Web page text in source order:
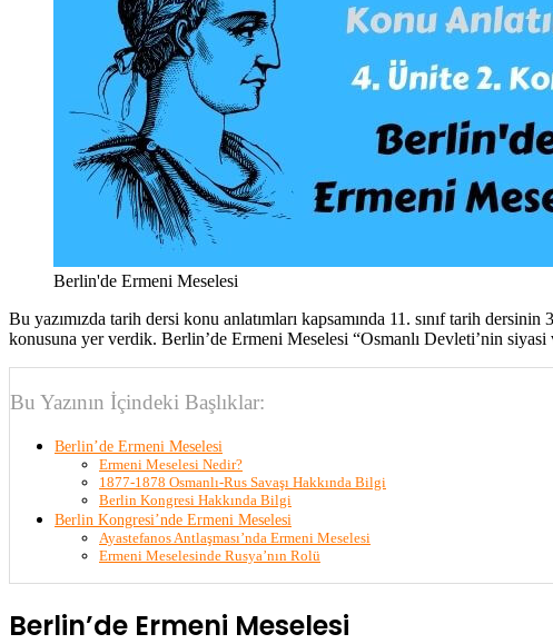
Berlin'de Ermeni Meselesi
Bu yazımızda tarih dersi konu anlatımları kapsamında 11. sınıf tarih
konusuna yer verdik. Berlin’de Ermeni Meselesi “Osmanlı Devleti’nin siyasi
Bu Yazının İçindeki Başlıklar:
Berlin’de Ermeni Meselesi
Ermeni Meselesi Nedir?
1877-1878 Osmanlı-Rus Savaşı Hakkında Bilgi
Berlin Kongresi Hakkında Bilgi
Berlin Kongresi’nde Ermeni Meselesi
Ayastefanos Antlaşması’nda Ermeni Meselesi
Ermeni Meselesinde Rusya’nın Rolü
Berlin’de Ermeni Meselesi